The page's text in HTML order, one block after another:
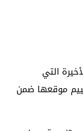
التي
موقعها ضمن